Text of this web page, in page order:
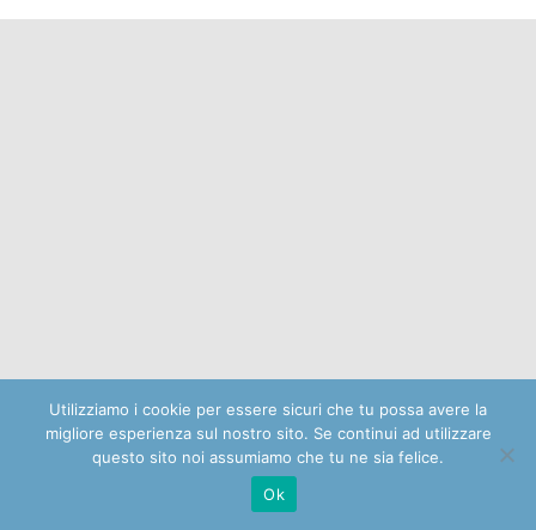
Utilizziamo i cookie per essere sicuri che tu possa avere la
migliore esperienza sul nostro sito. Se continui ad utilizzare
questo sito noi assumiamo che tu ne sia felice.
Ok